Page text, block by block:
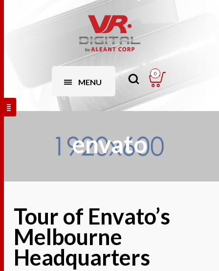
MENU
0
envato
Tour of Envato’s
Melbourne
Headquarters